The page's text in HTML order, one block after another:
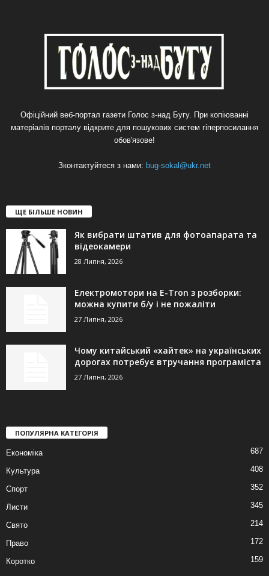
Офіційний веб-портал газети Голос з-над Бугу. При копіюванні
матеріалів порталу відкрите для пошукових систем гіперпосилання
обов'язове!
Зконтактуйтеся з нами: bug-sokal@ukr.net
ЩЕ БІЛЬШЕ НОВИН
Як вибрати штатив для фотоапарата та
відеокамери
28 Липня, 2026
Електромотори на E-Tron з розборки:
можна купити б/у і не пожаліти
27 Липня, 2026
Чому китайський «хайтек» на українських
дорогах потребує втручання програміста
27 Липня, 2026
ПОПУЛЯРНА КАТЕГОРІЯ
Економіка 687
Культура 408
Спорт 352
Листи 345
Свято 214
Право 172
Коротко 159